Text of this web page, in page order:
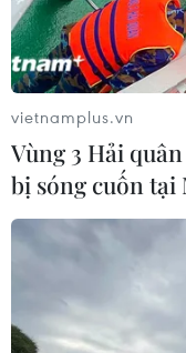
Cà Mau: Thả
trường biển
18/04/2026 06:59
Theo cán bộ Đồn
và vích là động vật
Việt Nam và thế
vietnamplus.vn
Vùng 3 Hải
bị sóng cuốn tại